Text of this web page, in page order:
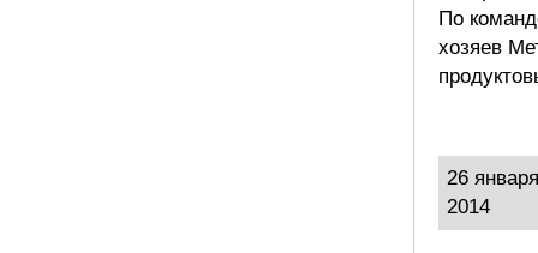
По
хозяев
26 января
2014